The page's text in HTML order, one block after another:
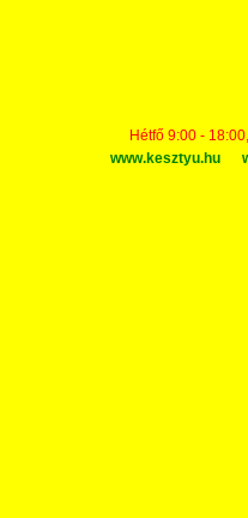
Hétfő 9:00 -
www.kesztyu.hu